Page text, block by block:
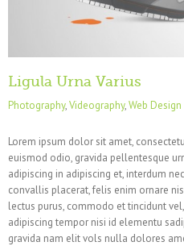
Ligula Urna Varius
Photography,Videography,Web Design
Lorem ipsum dolor sit amet,
euismod odio, gravida pellentesque
adipiscing in adipiscing et, interdum
convallis placerat, felis enim ornare
lectus purus, commodo et tincidunt
adipiscing tempor nisi id elementu
gravida nam elit vols nulla dolores